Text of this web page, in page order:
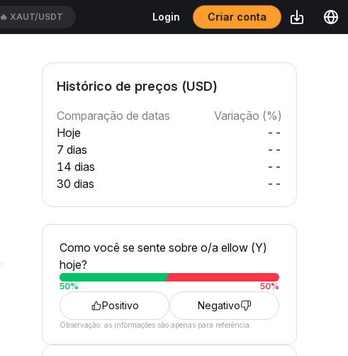
🔥 CAPUSDT Login Criar conta
Histórico de preços (USD)
Comparação de datas
Variação (%)
Hoje
--
7 dias
--
14 dias
--
30 dias
--
Como você se sente sobre o/a ellow (Y)
hoje?
50% 50%
Positivo Negativo
Observação: as informações são apenas para referência.